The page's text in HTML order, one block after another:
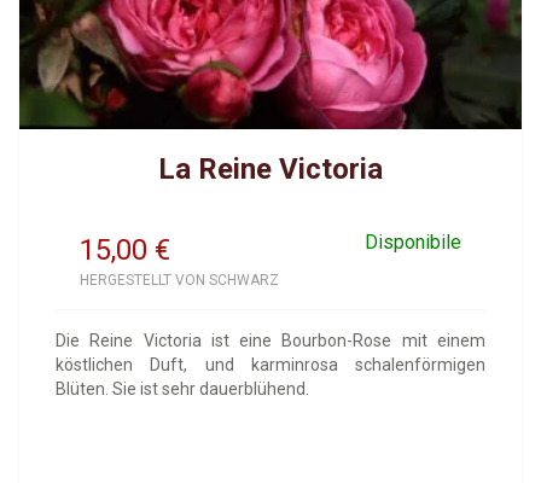
La Reine Victoria
15,00 Disponibile
€
HERGESTELLT VON SCHWARZ
Die Reine Victoria ist eine Bourbon-Rose mit einem
köstlichen Duft, und karminrosa schalenförmigen
Blüten. Sie ist sehr dauerblühend.